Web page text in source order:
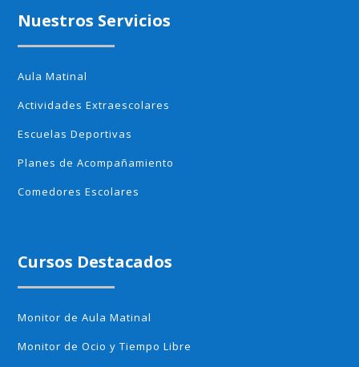
Nuestros Servicios
Aula Matinal
Actividades Extraescolares
Escuelas Deportivas
Planes de Acompañamiento
Comedores Escolares
Cursos Destacados
Monitor de Aula Matinal
Monitor de Ocio y Tiempo Libre